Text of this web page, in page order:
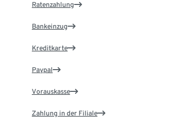
Ratenzahlung
Bankeinzug
Kreditkarte
Paypal
Vorauskasse
Zahlung in der Filiale